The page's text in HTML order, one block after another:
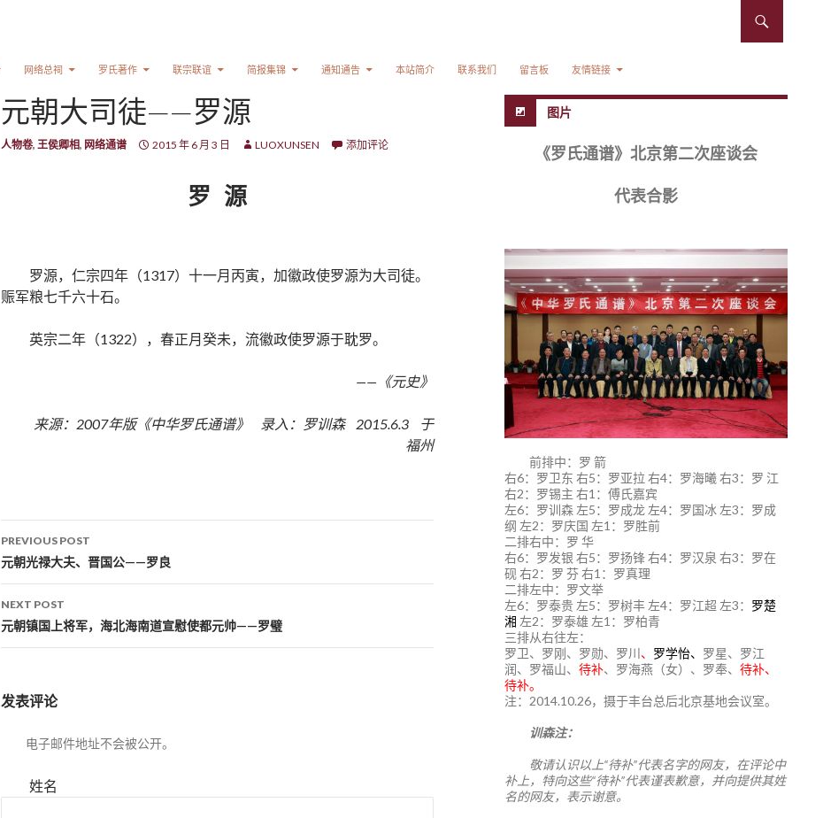
网络总祠 罗氏著作 联宗联谊 简报集锦 通知通告 本站简介 联系我们 留言板 友情链接
元朝大司徒——罗源
人物卷, 王侯卿相, 网络通谱 2015 年 6 月 3 日 LUOXUNSEN 添加评论
罗 源
罗源，仁宗四年（1317）十一月丙寅，加徽政使罗源为大司徒。
赈军粮七千六十石。
英宗二年（1322），春正月癸未，流徽政使罗源于耽罗。
——《元史》
来源：2007年版《中华罗氏通谱》 录入：罗训森 2015.6.3 于
福州
Post navigation
PREVIOUS POST
元朝光禄大夫、晋国公——罗良
NEXT POST
元朝镇国上将军，海北海南道宣慰使都元帅——罗璧
发表评论
电子邮件地址不会被公开。
姓名
图片
《罗氏通谱》北京第二次座谈会
代表合影
前排中：罗 箭
右6：罗卫东 右5：罗亚拉 右4：罗海曦 右3：罗 江
右2：罗锡主 右1：傅氏嘉宾
左6：罗训森 左5：罗成龙 左4：罗国冰 左3：罗成
纲 左2：罗庆国 左1：罗胜前
二排右中：罗 华
右6：罗发银 右5：罗扬锋 右4：罗汉泉 右3：罗在
砚 右2：罗 芬 右1：罗真理
二排左中：罗文举
左6：罗泰贵 左5：罗树丰 左4：罗江超 左3： 罗楚
湘 左2：罗泰雄 左1：罗柏青
三排从右往左：
罗卫、罗刚、罗勋、罗川、 罗学怡、 罗星、罗江
润、罗福山、 待补、罗海燕（女）、罗奉、 待补、
待补。
注：2014.10.26，摄于丰台总后北京基地会议室。
训森注：
敬请认识以上“待补”代表名字的网友，在评论中
补上，特向这些“待补”代表谨表歉意，并向提供其姓
名的网友，表示谢意。